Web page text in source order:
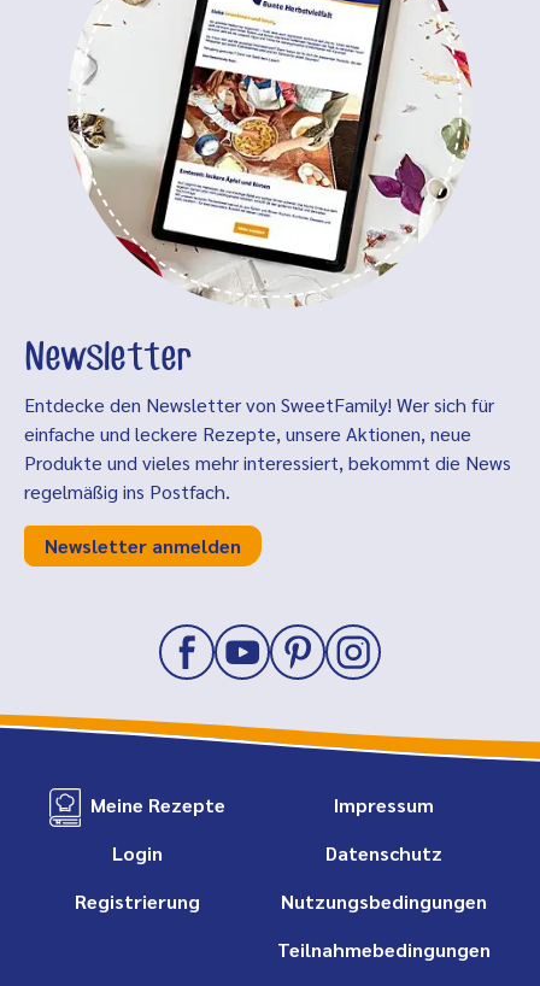
Newsletter
Entdecke den Newsletter von SweetFamily! Wer sich für
einfache und leckere Rezepte, unsere Aktionen, neue
Produkte und vieles mehr interessiert, bekommt die News
regelmäßig ins Postfach.
Newsletter anmelden
Meine Rezepte
Login
Registrierung
Impressum
Datenschutz
Nutzungsbedingungen
Teilnahmebedingungen